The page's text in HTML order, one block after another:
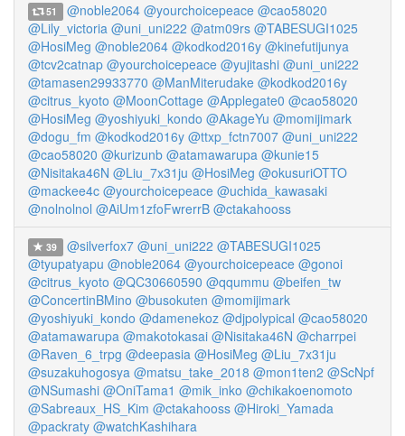
51 @noble2064 @yourchoicepeace @cao58020
@Lily_victoria @uni_uni222 @atm09rs @TABESUGI1025
@HosiMeg @noble2064 @kodkod2016y @kinefutijunya
@tcv2catnap @yourchoicepeace @yujitashi @uni_uni222
@tamasen29933770 @ManMiterudake @kodkod2016y
@citrus_kyoto @MoonCottage @Applegate0 @cao58020
@HosiMeg @yoshiyuki_kondo @AkageYu @momijimark
@dogu_fm @kodkod2016y @ttxp_fctn7007 @uni_uni222
@cao58020 @kurizunb @atamawarupa @kunie15
@Nisitaka46N @Liu_7x31ju @HosiMeg @okusuriOTTO
@mackee4c @yourchoicepeace @uchida_kawasaki
@nolnolnol @AiUm1zfoFwrerrB @ctakahooss
39 @silverfox7 @uni_uni222 @TABESUGI1025
@tyupatyapu @noble2064 @yourchoicepeace @gonoi
@citrus_kyoto @QC30660590 @qqummu @beifen_tw
@ConcertinBMino @busokuten @momijimark
@yoshiyuki_kondo @damenekoz @djpolypical @cao58020
@atamawarupa @makotokasai @Nisitaka46N @charrpei
@Raven_6_trpg @deepasia @HosiMeg @Liu_7x31ju
@suzakuhogosya @matsu_take_2018 @mon1ten2 @ScNpf
@NSumashi @OniTama1 @mik_inko @chikakoenomoto
@Sabreaux_HS_Kim @ctakahooss @Hiroki_Yamada
@packraty @watchKashihara